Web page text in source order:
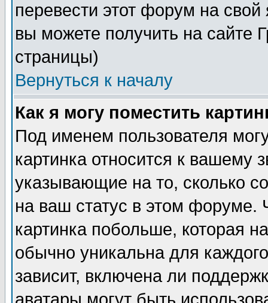
перевести этот форум на
вы можете получить на сайте
страницы)
Вернуться к началу
Как я могу поместить
Под именем пользователя
картинка относится к вашему
указывающие на то, сколько
на ваш статус в этом форуме.
картинка побольше, которая
обычно уникальна для
зависит, включена ли